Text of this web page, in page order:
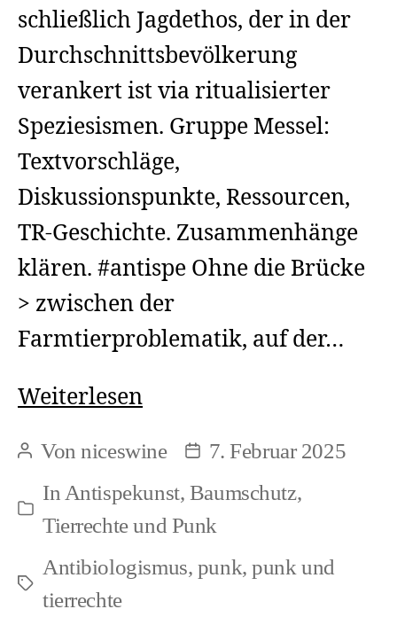
schließlich Jagdethos, der in der
Durchschnittsbevölkerung
verankert ist via ritualisierter
Speziesismen. Gruppe Messel:
Textvorschläge,
Diskussionspunkte, Ressourcen,
TR-Geschichte. Zusammenhänge
klären. #antispe Ohne die Brücke
> zwischen der
Farmtierproblematik, auf der…
WeiterlesenTierrechte
Punk:
Antijagd
1
–
Beitragsautor
Vonniceswine Beitragsdatum
7. Februar 2025
Kategorien
In Antispekunst, Baumschutz,
Tierrechte und Punk
Schlagwörter
Antibiologismus, punk,punk und
tierrechte